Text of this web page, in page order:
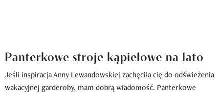
Panterkowe stroje kąpielowe na lato
Jeśli inspiracja Anny Lewandowskiej zachęciła cię do odświeżenia
wakacyjnej garderoby, mam dobrą wiadomość. Panterkowe